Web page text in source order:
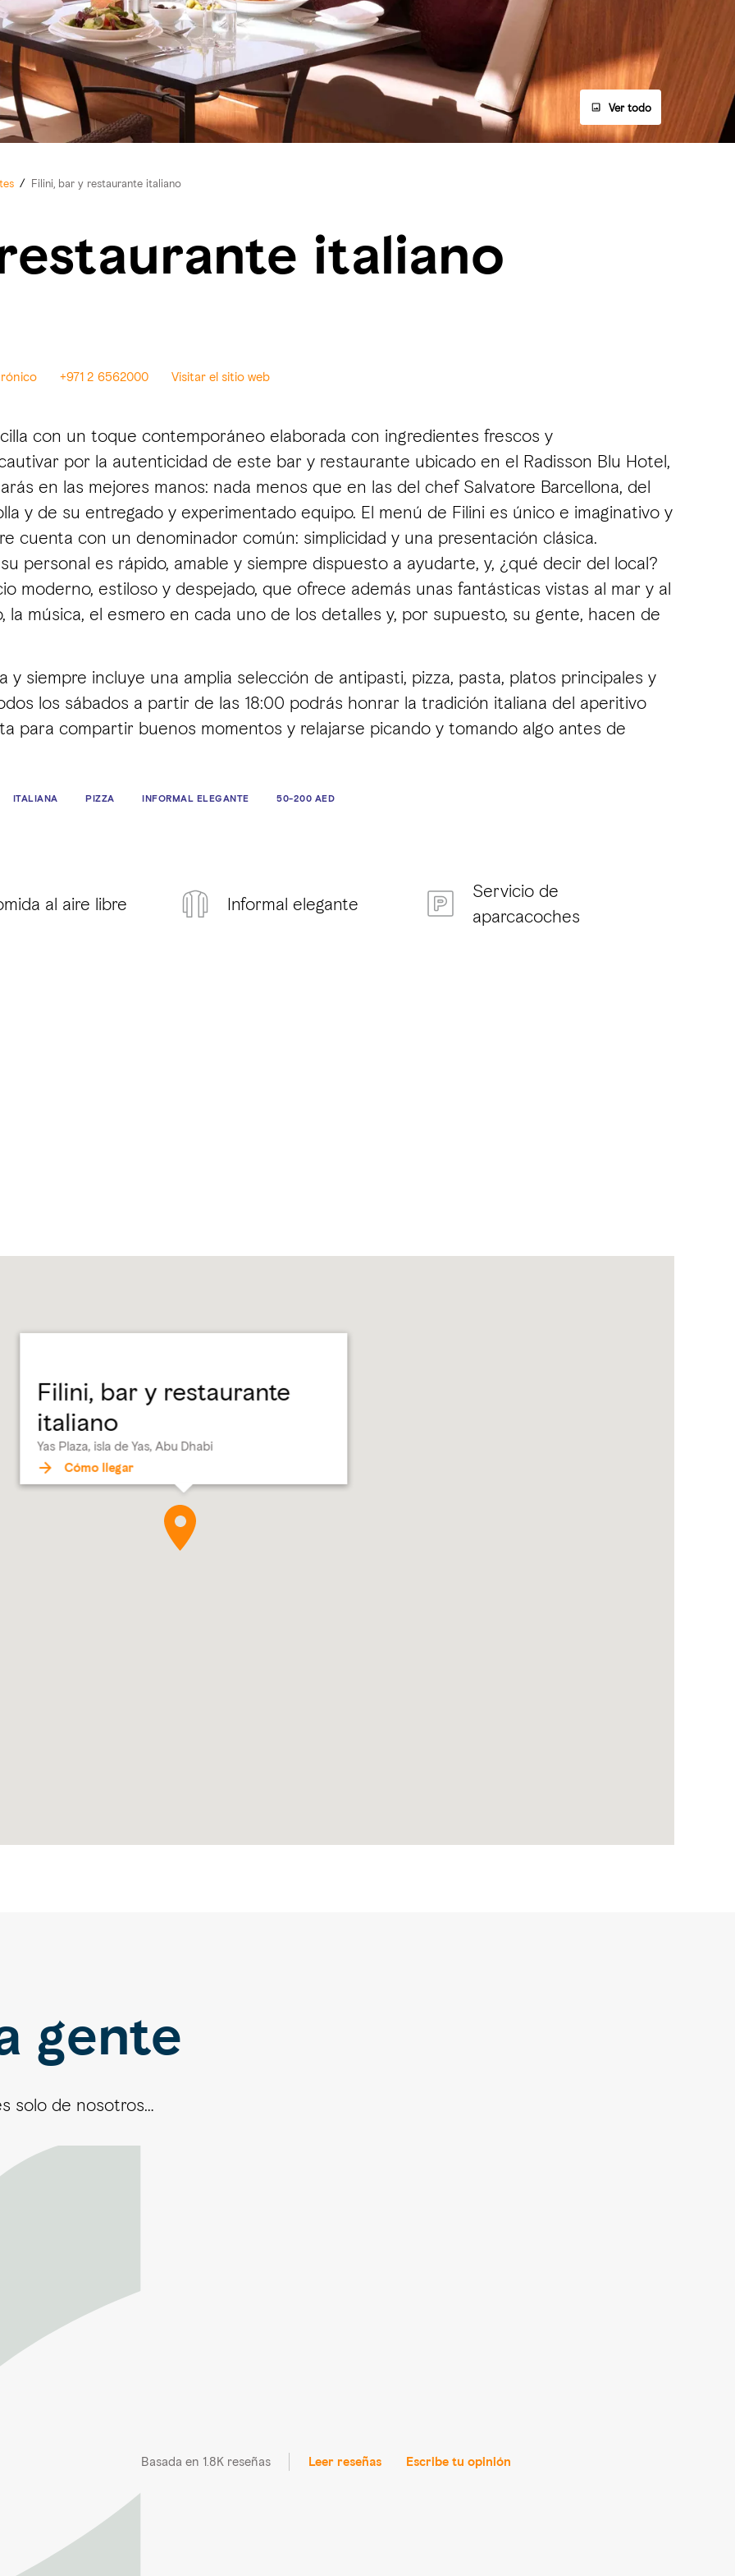
Ver todo
/ Filini, bar y restaurante italiano
italiano
+971 2 6562000 Visitar el sitio web
con un toque contemporáneo elaborada con ingredientes frescos y
por la autenticidad de este bar y restaurante ubicado en el Radisson Blu Hotel,
en las mejores manos: nada menos que en las del chef Salvatore Barcellona, del
y de su entregado y experimentado equipo. El menú de Filini es único e imaginativo y
cuenta con un denominador común: simplicidad y una presentación clásica.
personal es rápido, amable y siempre dispuesto a ayudarte, y, ¿qué decir del local?
moderno, estiloso y despejado, que ofrece además unas fantásticas vistas al mar y al
la música, el esmero en cada uno de los detalles y, por supuesto, su gente, hacen de
y siempre incluye una amplia selección de antipasti, pizza, pasta, platos principales y
los sábados a partir de las 18:00 podrás honrar la tradición italiana del aperitivo
para compartir buenos momentos y relajarse picando y tomando algo antes de
ITALIANA PIZZA INFORMAL ELEGANTE 50-200 AED
al aire libre Informal elegante
Servicio de
aparcacoches
Filini, bar y restaurante
italiano
Yas Plaza, isla de Yas, Abu Dhabi
Cómo llegar
gente
solo de nosotros…
Basada en 1.8K reseñas Leer reseñas Escribe tu opinión